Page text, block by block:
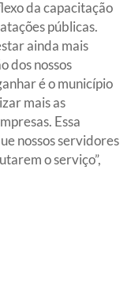
da capacitação
públicas.
ainda mais
dos nossos
é o município
mais as
Essa
nossos servidores
o serviço”,